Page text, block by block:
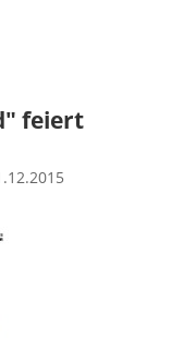
feiert